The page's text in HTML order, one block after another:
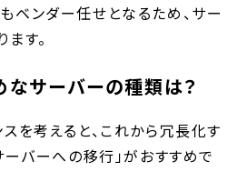
ベンダー任せとなるため、サー
す。
なサーバーの種類は？
を考えると、これから冗長化す
ーバーへの移行」がおすすめで